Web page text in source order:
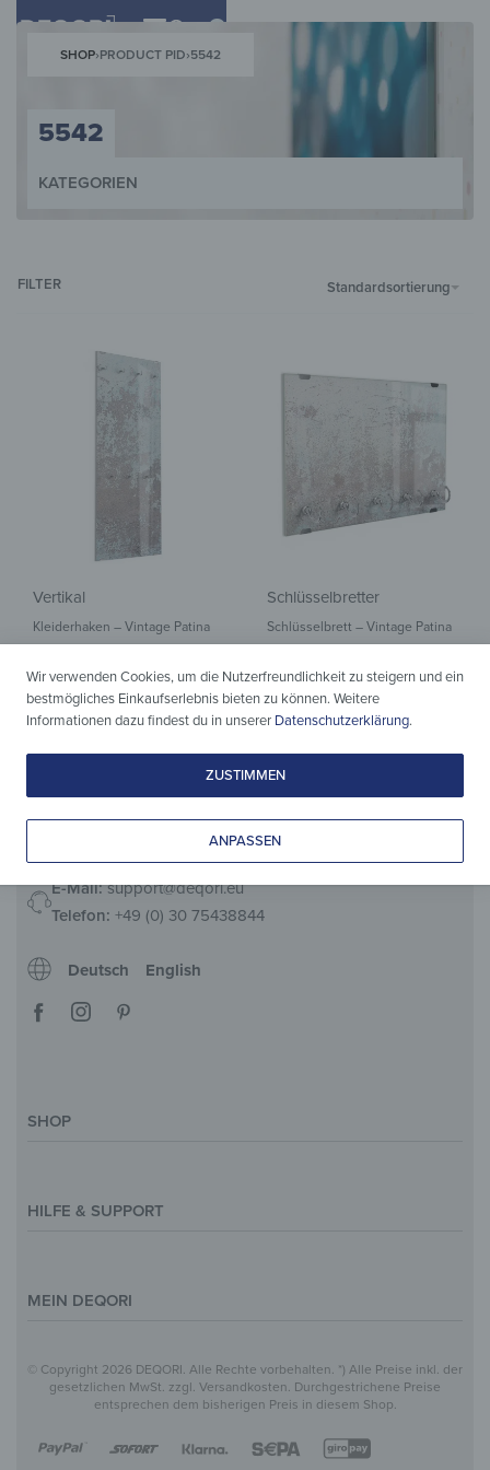
SHOP›PRODUCT PID›5542
5542
KATEGORIEN
Standardsortierung
FILTER
Vertikal
Kleiderhaken – Vintage Patina
139,90€
Schlüsselbretter
Schlüsselbrett – Vintage Patina
44,90€
E-Mail:support@deqori.eu
Telefon: +49 (0) 30 75438844
Deutsch English
SHOP
Motive & Themenwelt
HILFE & SUPPORT
Hilfe & FAQ
Vertrag widerrufen
MEIN DEQORI
Über Uns
Datenschutz
Widerrufsbelehrung
© Copyright 2026 DEQORI. Alle Rechte vorbehalten. *) Alle Preise inkl. der
gesetzlichen MwSt. zzgl. Versandkosten. Durchgestrichene Preise
entsprechen dem bisherigen Preis in diesem Shop.
Wir verwenden Cookies, um die Nutzerfreundlichkeit zu steigern und ein
bestmögliches Einkaufserlebnis bieten zu können. Weitere
Informationen dazu findest du in unserer Datenschutzerklärung.
ZUSTIMMEN
ANPASSEN